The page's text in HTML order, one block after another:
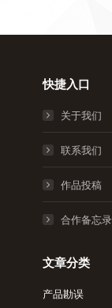
快捷入口
关于我们
联系我们
作品投稿
合作备忘录
文章分类
产品勘误